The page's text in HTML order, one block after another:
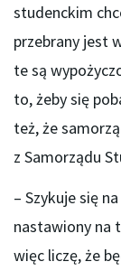
studenckim
przebrany jest
te są
to, żeby się
też, że
z Samorządu
– Szykuje się
nastawiony na
więc liczę, że